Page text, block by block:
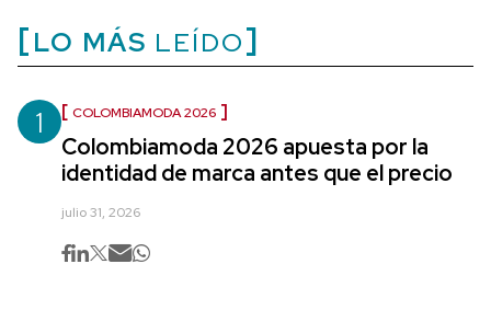
LO MÁS LEÍDO
1 COLOMBIAMODA 2026
Colombiamoda 2026 apuesta por la
identidad de marca antes que el precio
julio 31, 2026